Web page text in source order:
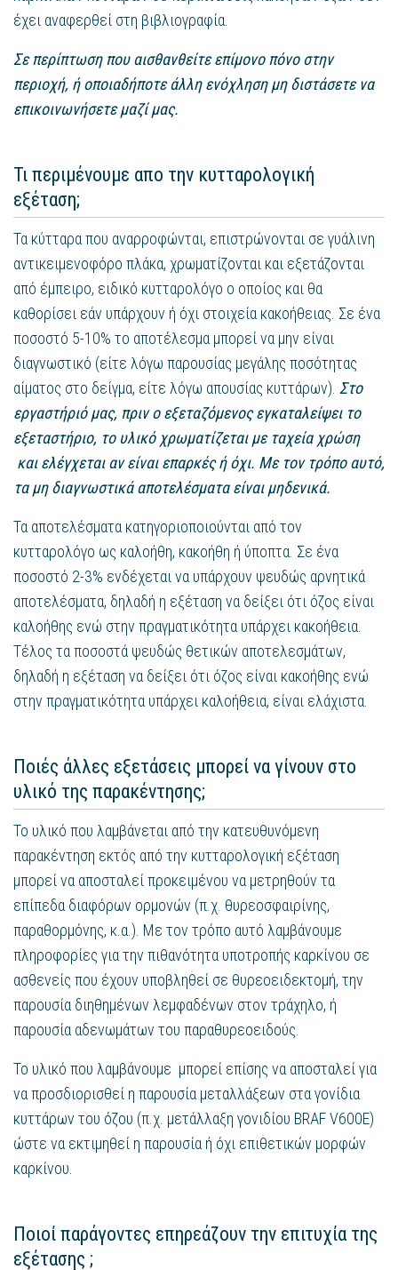
έχει αναφερθεί στη βιβλιογραφία.
Σε περίπτωση που αισθανθείτε επίμονο πόνο στην
περιοχή, ή οποιαδήποτε άλλη ενόχληση μη διστάσετε να
επικοινωνήσετε μαζί μας.
Τι περιμένουμε απο την κυτταρολογική
εξέταση;
Τα κύτταρα που αναρροφώνται, επιστρώνονται σε γυάλινη
αντικειμενοφόρο πλάκα, χρωματίζονται και εξετάζονται
από έμπειρο, ειδικό κυτταρολόγο ο οποίος και θα
καθορίσει εάν υπάρχουν ή όχι στοιχεία κακοήθειας. Σε ένα
ποσοστό 5-10% το αποτέλεσμα μπορεί να μην είναι
διαγνωστικό (είτε λόγω παρουσίας μεγάλης ποσότητας
αίματος στο δείγμα, είτε λόγω απουσίας κυττάρων). Στο
εργαστήριό μας, πριν ο εξεταζόμενος εγκαταλείψει το
εξεταστήριο, το υλικό χρωματίζεται με ταχεία χρώση
και ελέγχεται αν είναι επαρκές ή όχι. Με τον τρόπο αυτό,
τα μη διαγνωστικά αποτελέσματα είναι μηδενικά.
Τα αποτελέσματα κατηγοριοποιούνται από τον
κυτταρολόγο ως καλοήθη, κακοήθη ή ύποπτα. Σε ένα
ποσοστό 2-3% ενδέχεται να υπάρχουν ψευδώς αρνητικά
αποτελέσματα, δηλαδή η εξέταση να δείξει ότι όζος είναι
καλοήθης ενώ στην πραγματικότητα υπάρχει κακοήθεια.
Τέλος τα ποσοστά ψευδώς θετικών αποτελεσμάτων,
δηλαδή η εξέταση να δείξει ότι όζος είναι κακοήθης ενώ
στην πραγματικότητα υπάρχει καλοήθεια, είναι ελάχιστα.
Ποιές άλλες εξετάσεις μπορεί να γίνουν στο
υλικό της παρακέντησης;
Το υλικό που λαμβάνεται από την κατευθυνόμενη
παρακέντηση εκτός από την κυτταρολογική εξέταση
μπορεί να αποσταλεί προκειμένου να μετρηθούν τα
επίπεδα διαφόρων ορμονών (π.χ. θυρεοσφαιρίνης,
παραθορμόνης, κ.α.). Με τον τρόπο αυτό λαμβάνουμε
πληροφορίες για την πιθανότητα υποτροπής καρκίνου σε
ασθενείς που έχουν υποβληθεί σε θυρεοειδεκτομή, την
παρουσία διηθημένων λεμφαδένων στον τράχηλο, ή
παρουσία αδενωμάτων του παραθυρεοειδούς.
Το υλικό που λαμβάνουμε μπορεί επίσης να αποσταλεί για
να προσδιορισθεί η παρουσία μεταλλάξεων στα γονίδια
κυττάρων του όζου (π.χ. μετάλλαξη γονιδίου BRAF V600E)
ώστε να εκτιμηθεί η παρουσία ή όχι επιθετικών μορφών
καρκίνου.
Ποιοί παράγοντες επηρεάζουν την επιτυχία της
εξέτασης ;